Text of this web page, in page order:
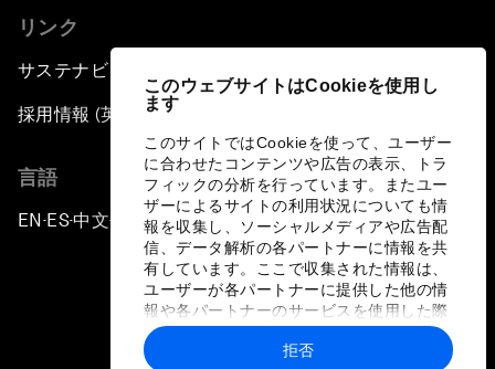
このウェブサイトはCookieを使用し
ます
このサイトではCookieを使って、ユーザー
に合わせたコンテンツや広告の表示、トラ
フィックの分析を行っています。またユー
ザーによるサイトの利用状況についても情
報を収集し、ソーシャルメディアや広告配
信、データ解析の各パートナーに情報を共
有しています。ここで収集された情報は、
ユーザーが各パートナーに提供した他の情
報や各パートナーのサービスを使用した際
に収集された情報と組み合わされ、各パー
トナーによって使用されることがありま
拒否
リンク
サステナビリティへの取り組み
採用情報 (英語のみ)
言語
EN ▪ ES▪中文▪ 日本語